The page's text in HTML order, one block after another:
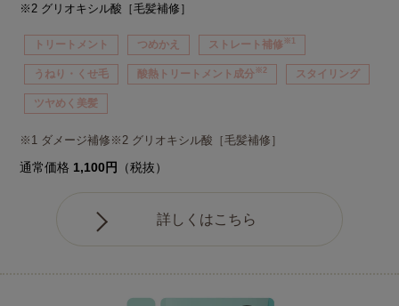
※2 グリオキシル酸［毛髪補修］
トリートメント つめかえ ストレート補修※1
うねり・くせ毛 酸熱トリートメント成分※2 スタイリング
ツヤめく美髪
※1 ダメージ補修※2 グリオキシル酸［毛髪補修］
通常価格 1,100円 （税抜）
詳しくはこちら